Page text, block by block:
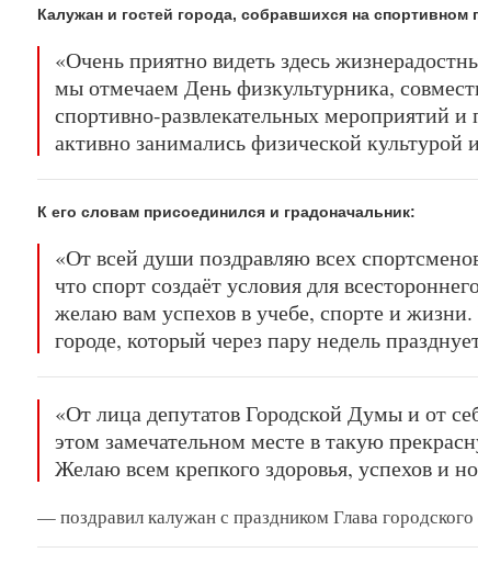
Калужан и гостей города, собравшихся на
«Очень приятно видеть здесь
мы отмечаем День физкультурника,
спортивно-развлекательных мероприятий
активно занимались физической культурой
К его словам присоединился и градоначальник:
«От всей души поздравляю всех
что спорт создаёт условия для
желаю вам успехов в учебе, спорте и
городе, который через пару недель
«От лица депутатов Городской Думы и от
этом замечательном месте в такую
Желаю всем крепкого здоровья, успехов и
— поздравил калужан с праздником Глава